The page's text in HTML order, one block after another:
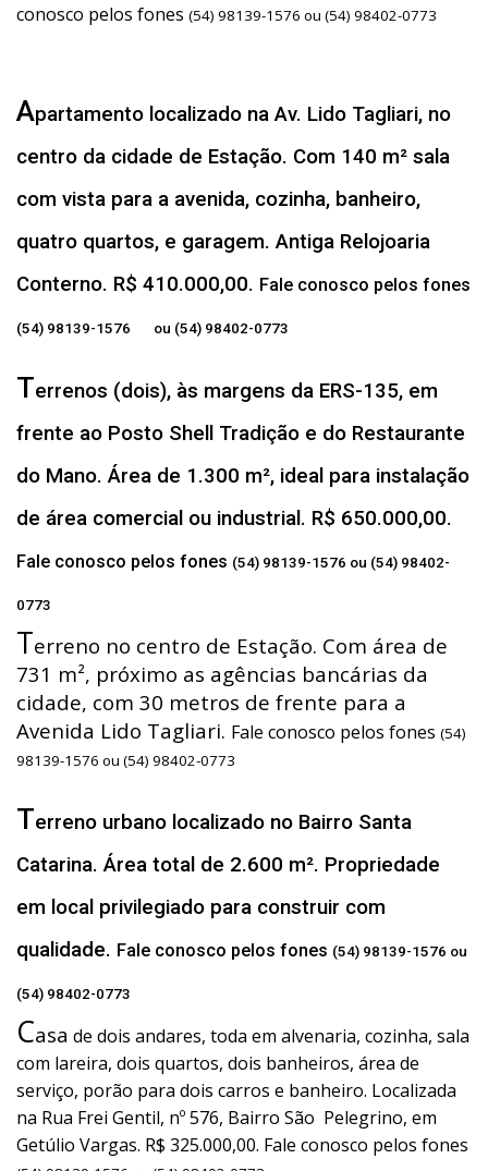
conosco pelos fones (54) 98139-1576 ou (54) 98402-0773
Apartamento localizado na Av. Lido Tagliari, no
centro da cidade de Estação. Com 140 m² sala
com vista para a avenida, cozinha, banheiro,
quatro quartos, e garagem. Antiga Relojoaria
Conterno. R$ 410.000,00. Fale conosco pelos fones
(54) 98139-1576 ou (54) 98402-0773
Terrenos (dois), às margens da ERS-135, em
frente ao Posto Shell Tradição e do Restaurante
do Mano. Área de 1.300 m², ideal para instalação
de área comercial ou industrial. R$ 650.000,00.
Fale conosco pelos fones (54) 98139-1576 ou (54) 98402-
0773
Terreno no centro de Estação. Com área de
731 m², próximo as agências bancárias da
cidade, com 30 metros de frente para a
Avenida Lido Tagliari. Fale conosco pelos fones (54)
98139-1576 ou (54) 98402-0773
Terreno urbano localizado no Bairro Santa
Catarina. Área total de 2.600 m². Propriedade
em local privilegiado para construir com
qualidade. Fale conosco pelos fones (54) 98139-1576 ou
(54) 98402-0773
Casa de dois andares, toda em alvenaria, cozinha, sala
com lareira, dois quartos, dois banheiros, área de
serviço, porão para dois carros e banheiro. Localizada
na Rua Frei Gentil, nº 576, Bairro São Pelegrino, em
Getúlio Vargas. R$ 325.000,00. Fale conosco pelos fones